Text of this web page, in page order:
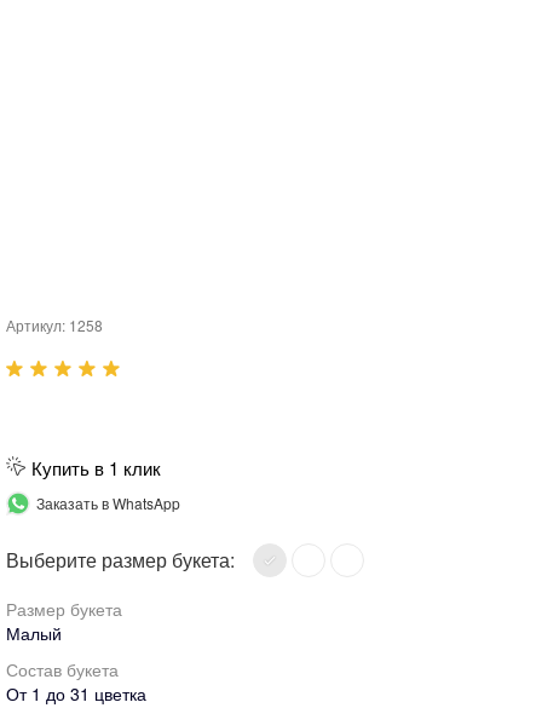
Артикул: 1258
Купить в 1 клик
Заказать в WhatsApp
Выберите размер букета:
Размер букета
Малый
Состав букета
От 1 до 31 цветка